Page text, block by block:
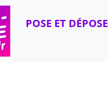
POSE ET DÉPOSE